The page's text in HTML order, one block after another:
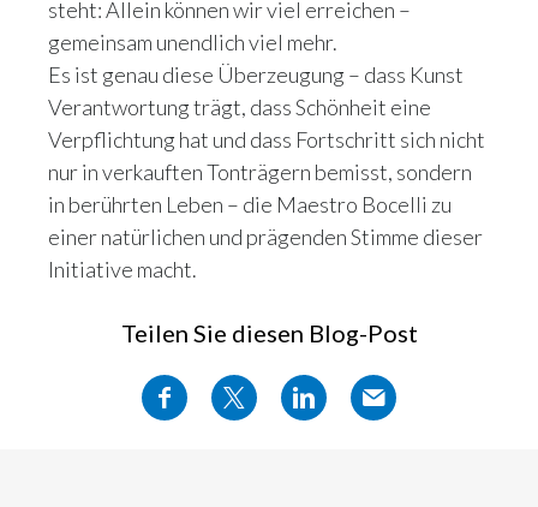
steht: Allein können wir viel erreichen –
gemeinsam unendlich viel mehr.
Es ist genau diese Überzeugung – dass Kunst
Verantwortung trägt, dass Schönheit eine
Verpflichtung hat und dass Fortschritt sich nicht
nur in verkauften Tonträgern bemisst, sondern
in berührten Leben – die Maestro Bocelli zu
einer natürlichen und prägenden Stimme dieser
Initiative macht.
Teilen Sie diesen Blog-Post